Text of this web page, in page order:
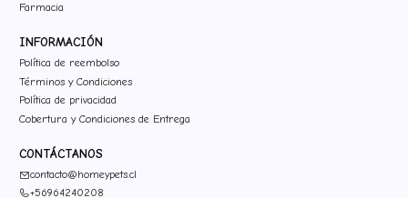
Farmacia
INFORMACIÓN
Política de reembolso
Términos y Condiciones
Política de privacidad
Cobertura y Condiciones de Entrega
CONTÁCTANOS
contacto@homeypets.cl
+56964240208